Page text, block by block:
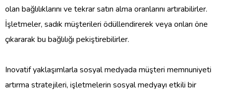
olan bağlılıklarını ve tekrar satın alma oranlarını artırabilirler.
İşletmeler, sadık müşterileri ödüllendirerek veya onları öne
çıkararak bu bağlılığı pekiştirebilirler.
Inovatif yaklaşımlarla sosyal medyada müşteri memnuniyeti
artırma stratejileri, işletmelerin sosyal medyayı etkili bir